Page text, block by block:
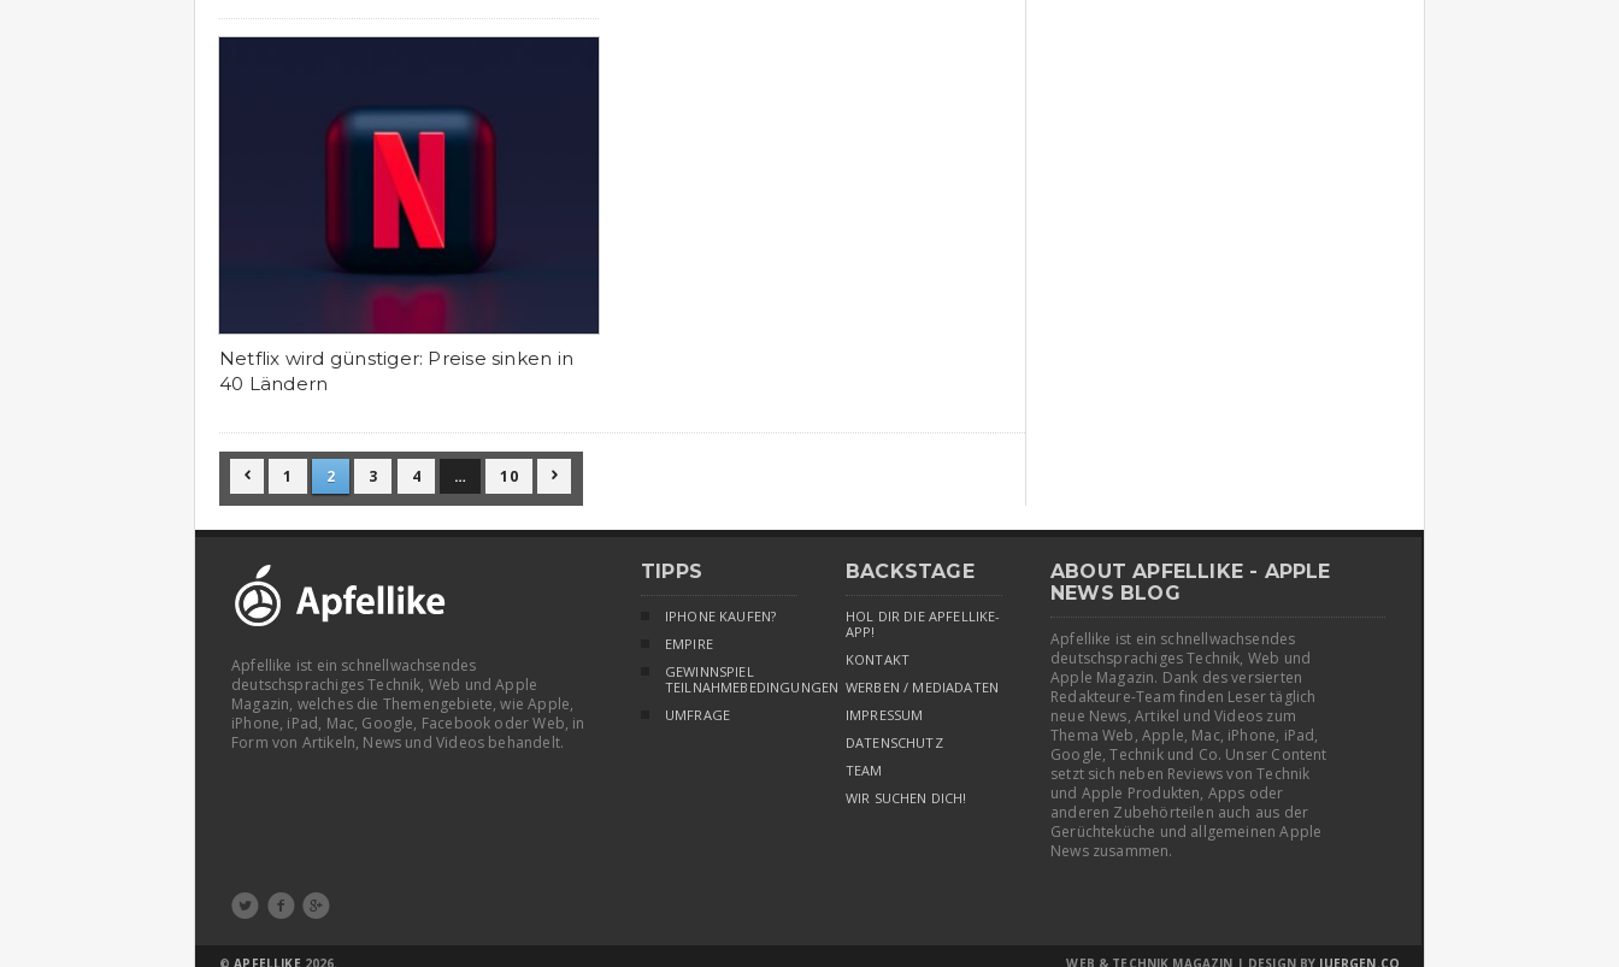
Netflix wird günstiger: Preise sinken in
40 Ländern
 1 2 3 4 … 10 
Apfellike ist ein schnellwachsendes
deutschsprachiges Technik, Web und Apple
Magazin, welches die Themengebiete, wie Apple,
iPhone, iPad, Mac, Google, Facebook oder Web, in
Form von Artikeln, News und Videos behandelt.
  
TIPPS
IPHONE KAUFEN?
EMPIRE
GEWINNSPIEL
TEILNAHMEBEDINGUNGEN
UMFRAGE
BACKSTAGE
HOL DIR DIE APFELLIKE-
APP!
KONTAKT
WERBEN / MEDIADATEN
IMPRESSUM
DATENSCHUTZ
TEAM
WIR SUCHEN DICH!
ABOUT APFELLIKE - APPLE
NEWS BLOG
Apfellike ist ein schnellwachsendes
deutschsprachiges Technik, Web und
Apple Magazin. Dank des versierten
Redakteure-Team finden Leser täglich
neue News, Artikel und Videos zum
Thema Web, Apple, Mac, iPhone, iPad,
Google, Technik und Co. Unser Content
setzt sich neben Reviews von Technik
und Apple Produkten, Apps oder
anderen Zubehörteilen auch aus der
Gerüchteküche und allgemeinen Apple
News zusammen.
©APFELLIKE 2026. WEB & TECHNIK MAGAZIN | DESIGN BY JUERGEN.CO